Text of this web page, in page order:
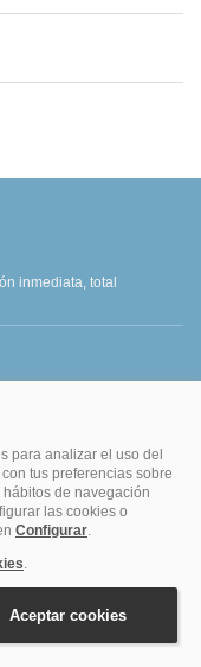
inmediata, total
tus reservas
del sector.